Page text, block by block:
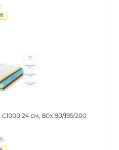
24 см, 80х190/195/200